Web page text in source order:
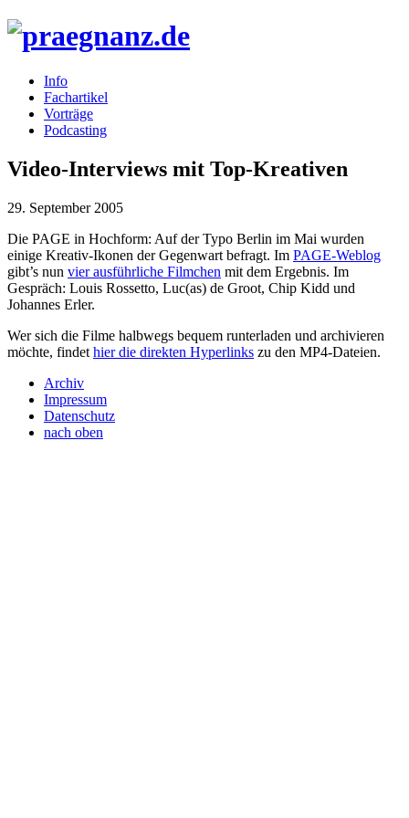
Info
Fachartikel
Vorträge
Podcasting
Video-Interviews mit Top-Kreativen
29. September 2005
Die PAGE in Hochform: Auf der Typo Berlin im Mai wurden
einige Kreativ-Ikonen der Gegenwart befragt. Im PAGE-Weblog
gibt’s nun vier ausführliche Filmchen mit dem Ergebnis. Im
Gespräch: Louis Rossetto, Luc(as) de Groot, Chip Kidd und
Johannes Erler.
Wer sich die Filme halbwegs bequem runterladen und archivieren
möchte, findet hier die direkten Hyperlinks zu den MP4-Dateien.
Archiv
Impressum
Datenschutz
nach oben